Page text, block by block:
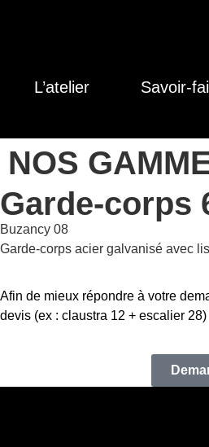
L’atelier Savoir-
NOS
Garde-corps
Buzancy 08
Garde-corps acier galvanisé avec
Afin de mieux répondre à votre
devis (ex : claustra 12 + escalier 28)